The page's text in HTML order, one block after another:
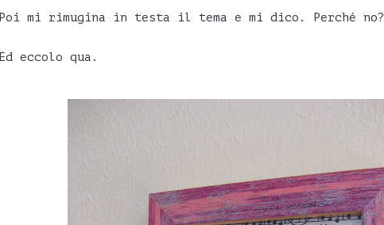
Poi mi rimugina in testa il tema e mi dico. Perché no?
Ed eccolo qua.